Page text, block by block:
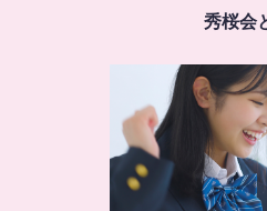
秀桜会